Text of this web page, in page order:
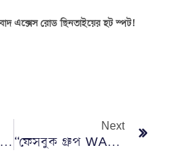
এক্সেস রোড ছিনতাইয়ের হট স্পট!
দাবি আদায়ে মালিকদের ১৫ ডিসেম্বর পর্যন্ত আল্টিমেটাম সাংবাদিক নেতাদের
Next
“ফেসবুক গ্রুপ WAB ও একটি দুস্পাপ্য ঔষধের গল্প”